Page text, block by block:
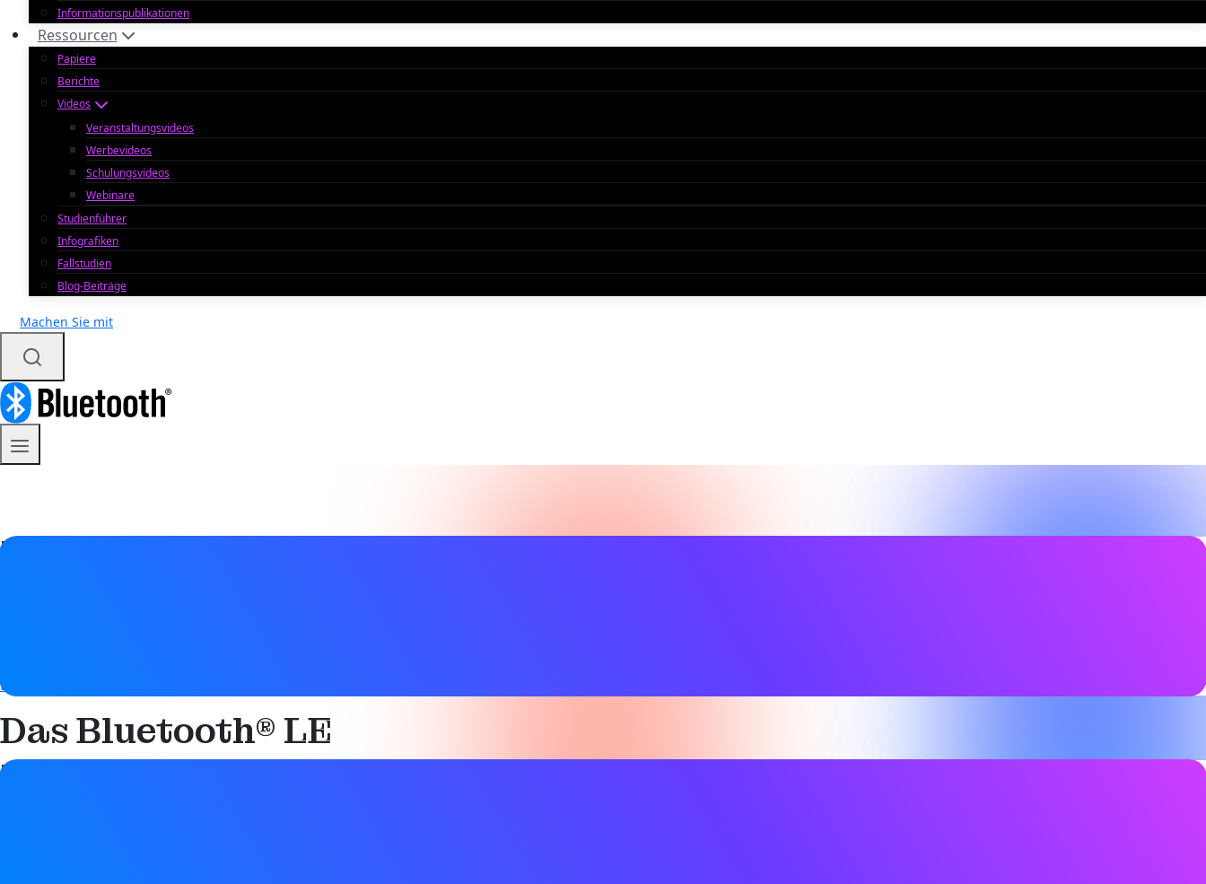
Informationspublikationen
Ressourcen
Papiere
Berichte
Videos
Veranstaltungsvideos
Werbevideos
Schulungsvideos
Webinare
Studienführer
Infografiken
Fallstudien
Blog-Beiträge
Machen Sie mit
Details zum Studienführer
Bluetooth LE
Das Bluetooth® LE
Details zum Studienführer